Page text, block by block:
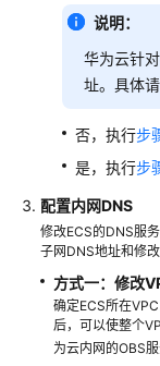
境
搭
网
站
搭
建
应
用
说明：
华为云针
址。具体
否，执行步
是，执行步
配置内网DNS
修改ECS的DNS服
子网DNS地址和修
方式一：修改
确定ECS所在
后，可以使整个
为云内网的OBS